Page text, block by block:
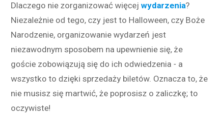
Dlaczego nie zorganizować więcej wydarzenia?
Niezależnie od tego, czy jest to Halloween, czy Boże
Narodzenie, organizowanie wydarzeń jest
niezawodnym sposobem na upewnienie się, że
goście zobowiązują się do ich odwiedzenia - a
wszystko to dzięki sprzedaży biletów. Oznacza to, że
nie musisz się martwić, że poprosisz o zaliczkę; to
oczywiste!